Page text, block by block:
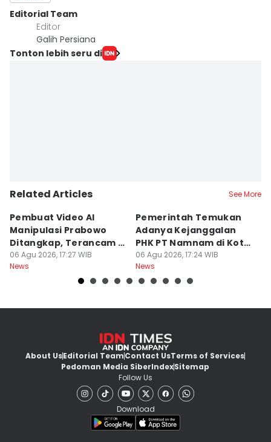
Editorial Team
Editor
Galih Persiana
Tonton lebih seru di
Related Articles See More
Pembuat Video AI
Manipulasi Prabowo
Ditangkap, Terancam 12
Tahun Bui
06 Agu 2026, 17:27 WIB
News
Pemerintah Temukan
Adanya Kejanggalan
PHK PT Namnam di Kota
Cimahi
06 Agu 2026, 17:24 WIB
News
About UsEditorial TeamContact UsTerms of Services
Pedoman Media SiberIndexSitemap
Follow Us
Download